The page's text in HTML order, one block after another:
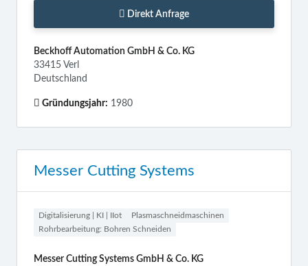
Direkt Anfrage
Beckhoff Automation GmbH & Co. KG
33415 Verl
Deutschland
Gründungsjahr: 1980
Messer Cutting Systems
Digitalisierung | KI | IIot
Plasmaschneidmaschinen
Rohrbearbeitung: Bohren Schneiden
Messer Cutting Systems GmbH & Co. KG